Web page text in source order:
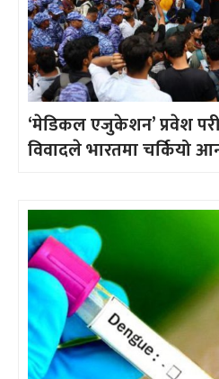
‘मेडिकल एजुकेशन’ प्रवेश
विवादले भारतमा चर्कियो